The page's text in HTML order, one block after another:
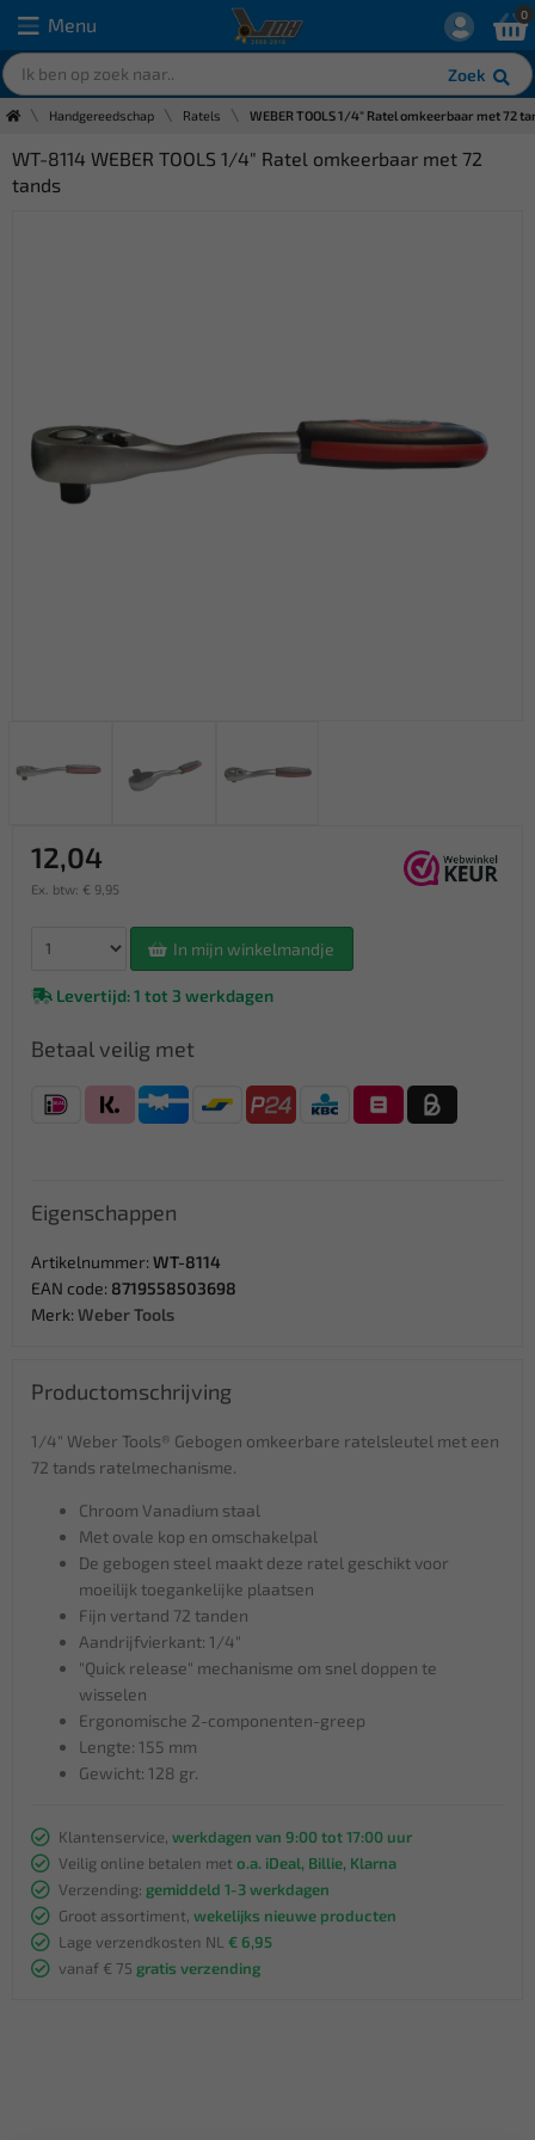
Menu
Zoek
0
Handgereedschap Ratels WEBER TOOLS 1/4" Ratel omkeerbaar met 72
WT-8114 WEBER TOOLS 1/4" Ratel omkeerbaar met 72
tands
12,04
Ex. btw: € 9,95
In mijn winkelmandje
Levertijd: 1 tot 3 werkdagen
Betaal veilig met
Eigenschappen
Artikelnummer: WT-8114
EAN code: 8719558503698
Merk: Weber Tools
Productomschrijving
1/4" Weber Tools® Gebogen omkeerbare ratelsleutel met een
72 tands ratelmechanisme.
Chroom Vanadium staal
Met ovale kop en omschakelpal
De gebogen steel maakt deze ratel geschikt voor
moeilijk toegankelijke plaatsen
Fijn vertand 72 tanden
Aandrijfvierkant: 1/4"
"Quick release" mechanisme om snel doppen te
wisselen
Ergonomische 2-componenten-greep
Lengte: 155 mm
Gewicht: 128 gr.
Klantenservice, werkdagen van 9:00 tot 17:00 uur
Veilig online betalen met o.a. iDeal, Billie, Klarna
Verzending: gemiddeld 1-3 werkdagen
Groot assortiment, wekelijks nieuwe producten
Lage verzendkosten NL € 6,95
vanaf € 75 gratis verzending